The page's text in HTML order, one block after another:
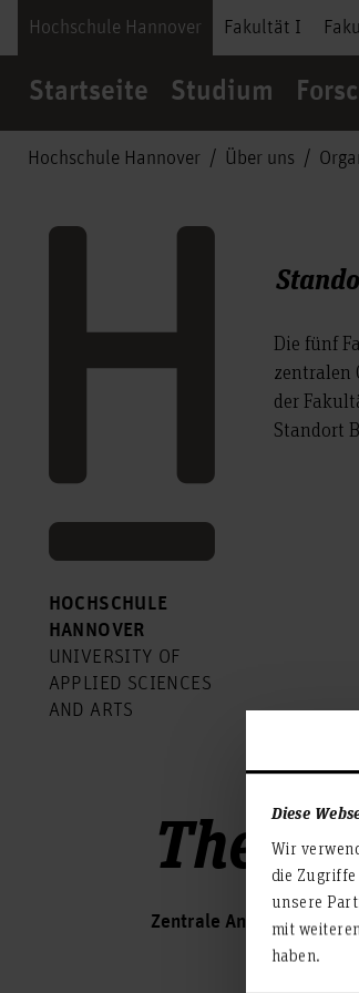
Diese
Wir
die
unsere
mit
haben.
Hochschule Hannover Fakultät I
Startseite Studium
Hochschule Hannover Über uns
HOCHSCHULE
HANNOVER
UNIVERSITY OF
APPLIED SCIENCES
AND ARTS
Die fünf
zentralen
der
Standort
Zentrale Anschrift